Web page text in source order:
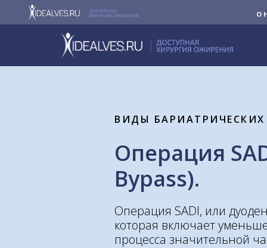
О
ВИДЫ
Операция
Bypass).
Операция SADI, или
которая включает
процесса значительной